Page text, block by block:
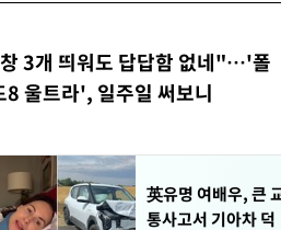
3개 띄워도 답답함 없네"…'폴
8 울트라', 일주일 써보니
英유명 여배우, 큰
통사고서 기아차 덕